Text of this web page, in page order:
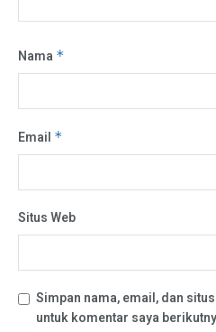
Nama *
Email *
Situs Web
Simpan nama, email, dan
untuk komentar saya